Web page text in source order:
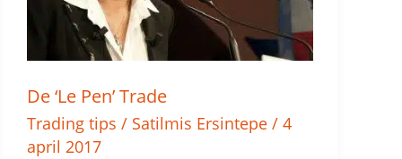
De ‘Le Pen’ Trade
Trading tips / Satilmis Ersintepe / 4
april 2017